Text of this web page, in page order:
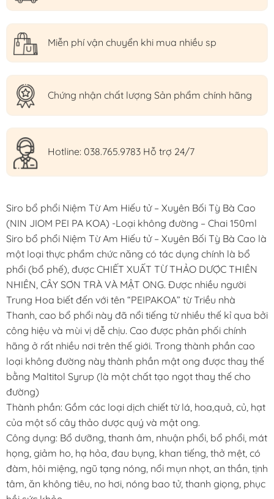
Miễn phí vận chuyển khi mua nhiều sp
Chứng nhận chất lượng Sản phẩm chính hãng
Hotline: 038.765.9783 Hỗ trợ 24/7
Siro bổ phổi Niệm Từ Am Hiếu tử – Xuyên Bối Tỳ Bà Cao
(NIN JIOM PEI PA KOA) -Loại không đường – Chai 150ml
Siro bổ phổi Niệm Từ Am Hiếu tử – Xuyên Bối Tỳ Bà Cao là
một loại thực phẩm chức năng có tác dụng chính là bổ
phổi (bổ phế), được CHIẾT XUẤT TỪ THẢO DƯỢC THIÊN
NHIÊN, CÂY SƠN TRÀ VÀ MẬT ONG. Được nhiều người
Trung Hoa biết đến với tên “PEIPAKOA” từ Triều nhà
Thanh, cao bổ phổi này đã nổi tiếng từ nhiều thế kỉ qua bởi
công hiệu và mùi vị dễ chịu. Cao được phân phối chính
hãng ở rất nhiều nơi trên thế giới. Trong thành phần cao
loại không đường này thành phần mật ong được thay thế
bằng Maltitol Syrup (là một chất tạo ngọt thay thế cho
đường)
Thành phần: Gồm các loại dịch chiết từ lá, hoa,quả, củ, hạt
của một số cây thảo dược quý và mật ong.
Công dụng: Bổ dưỡng, thanh âm, nhuận phổi, bổ phổi, mát
họng, giảm ho, hạ hỏa, đau bụng, khan tiếng, thở mệt, có
đàm, hôi miệng, ngũ tạng nóng, nổi mụn nhọt, an thần, tịnh
tâm, ăn không tiêu, no hơi, nóng bao tử, thanh giọng, phục